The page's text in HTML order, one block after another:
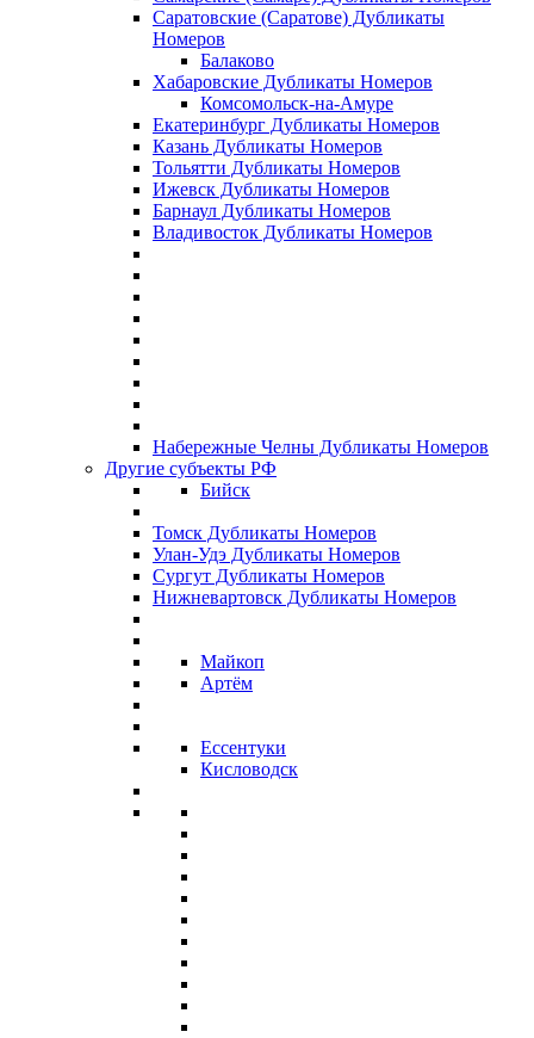
Саратовские (Саратове) Дубликаты
Номеров
Балаково
Хабаровские Дубликаты Номеров
Комсомольск-на-Амуре
Екатеринбург Дубликаты Номеров
Казань Дубликаты Номеров
Тольятти Дубликаты Номеров
Ижевск Дубликаты Номеров
Барнаул Дубликаты Номеров
Владивосток Дубликаты Номеров
Набережные Челны Дубликаты Номеров
Другие субъекты РФ
Бийск
Томск Дубликаты Номеров
Улан-Удэ Дубликаты Номеров
Сургут Дубликаты Номеров
Нижневартовск Дубликаты Номеров
Майкоп
Артём
Ессентуки
Кисловодск